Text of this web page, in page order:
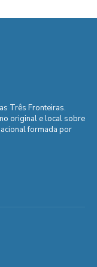
Três Fronteiras.
original e local sobre
formada por